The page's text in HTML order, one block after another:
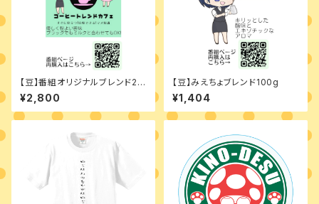
【豆】番組オリジナルブレンド20
0g
¥2,800
【豆】みえちょブレンド100g
¥1,404